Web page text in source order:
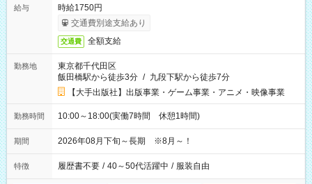
給与
時給1750円
交通費別途支給あり
交通費 全額支給
勤務地
東京都千代田区
飯田橋駅から徒歩3分 / 九段下駅から徒歩7分
【大手出版社】出版事業・ゲーム事業・アニメ・映像事業
勤務時間 10:00～18:00(実働7時間 休憩1時間)
期間 2026年08月下旬～長期 ※8月～！
特徴 履歴書不要 / 40～50代活躍中 / 服装自由